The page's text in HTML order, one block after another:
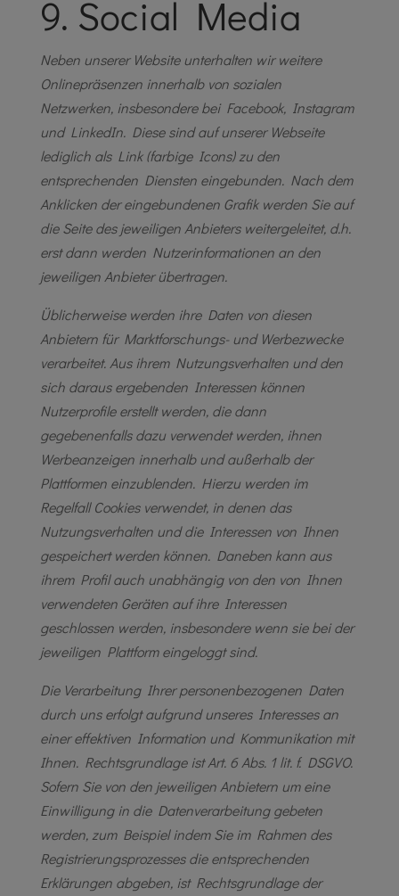
9. Social Media
Neben unserer Website unterhalten wir weitere
Onlinepräsenzen innerhalb von sozialen
Netzwerken, insbesondere bei Facebook, Instagram
und LinkedIn. Diese sind auf unserer Webseite
lediglich als Link (farbige Icons) zu den
entsprechenden Diensten eingebunden. Nach dem
Anklicken der eingebundenen Grafik werden Sie auf
die Seite des jeweiligen Anbieters weitergeleitet, d.h.
erst dann werden Nutzerinformationen an den
jeweiligen Anbieter übertragen.
Üblicherweise werden ihre Daten von diesen
Anbietern für Marktforschungs- und Werbezwecke
verarbeitet. Aus ihrem Nutzungsverhalten und den
sich daraus ergebenden Interessen können
Nutzerprofile erstellt werden, die dann
gegebenenfalls dazu verwendet werden, ihnen
Werbeanzeigen innerhalb und außerhalb der
Plattformen einzublenden. Hierzu werden im
Regelfall Cookies verwendet, in denen das
Nutzungsverhalten und die Interessen von Ihnen
gespeichert werden können. Daneben kann aus
ihrem Profil auch unabhängig von den von Ihnen
verwendeten Geräten auf ihre Interessen
geschlossen werden, insbesondere wenn sie bei der
jeweiligen Plattform eingeloggt sind.
Die Verarbeitung Ihrer personenbezogenen Daten
durch uns erfolgt aufgrund unseres Interesses an
einer effektiven Information und Kommunikation mit
Ihnen. Rechtsgrundlage ist Art. 6 Abs. 1 lit. f. DSGVO.
Sofern Sie von den jeweiligen Anbietern um eine
Einwilligung in die Datenverarbeitung gebeten
werden, zum Beispiel indem Sie im Rahmen des
Registrierungsprozesses die entsprechenden
Erklärungen abgeben, ist Rechtsgrundlage der